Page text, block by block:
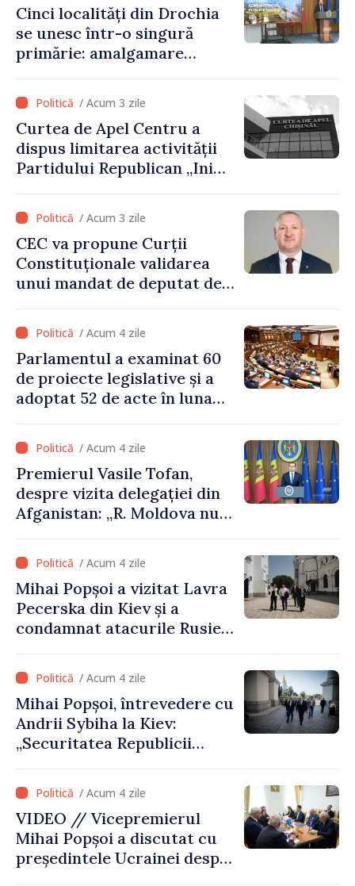
prevederilor legale”
Cinci localități din Drochia
se unesc într-o singură
primărie: amalgamare
stimulente de peste 28 de
milioane de lei oferite de
Guvern
/ Acum 3 zile
Curtea de Apel Centru a
dispus limitarea activității
Partidului Republican „Inima
/ Acum 3 zile
CEC va propune Curții
Constituționale validarea
unui mandat de deputat de
/ Acum 4 zile
Parlamentul a examinat 60
de proiecte legislative și a
adoptat 52 de acte în luna
/ Acum 4 zile
Premierul Vasile Tofan,
despre vizita delegației din
Afganistan: „R. Moldova nu
talibană. Aprobarea acestei
vizite a fost o eroare de
evaluare și de coordonare
instituțională”
/ Acum 4 zile
Mihai Popșoi a vizitat Lavra
Pecerska din Kiev și a
condamnat atacurile Rusiei
cultural al Ucrainei
/ Acum 4 zile
Mihai Popșoi, întrevedere cu
Andrii Sybiha la Kiev:
„Securitatea Republicii
de securitatea Ucrainei”
/ Acum 4 zile
VIDEO // Vicepremierul
Mihai Popșoi a discutat cu
președintele Ucrainei despre